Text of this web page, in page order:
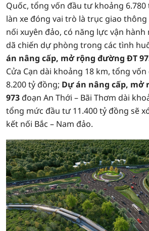
Quốc, tổng vốn đầu tư khoảng
làn xe đóng vai trò là trục giao
nối xuyên đảo, có năng lực vận
dã chiến dự phòng trong các tình
án nâng cấp, mở rộng đường ĐT
Cửa Cạn dài khoảng 18 km, tổng
8.200 tỷ đồng; Dự án nâng cấp, mở
973đoạn An Thới – Bãi Thơm dài
tổng mức đầu tư 11.400 tỷ đồng sẽ
kết nối Bắc – Nam đảo.